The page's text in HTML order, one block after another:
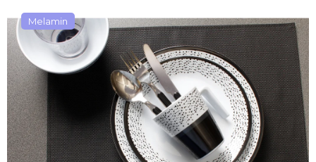
0,0
z
5
hvězdiček.
Melamin